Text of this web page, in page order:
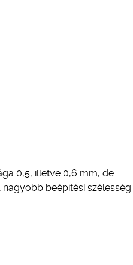
0,5, illetve 0,6 mm, de
beépítési szélesség